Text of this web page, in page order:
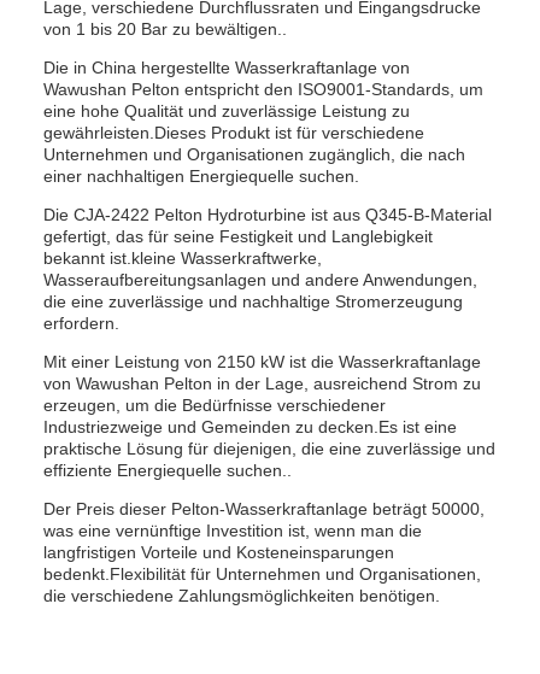
Lage, verschiedene Durchflussraten und Eingangsdrucke
von 1 bis 20 Bar zu bewältigen..
Die in China hergestellte Wasserkraftanlage von
Wawushan Pelton entspricht den ISO9001-Standards, um
eine hohe Qualität und zuverlässige Leistung zu
gewährleisten.Dieses Produkt ist für verschiedene
Unternehmen und Organisationen zugänglich, die nach
einer nachhaltigen Energiequelle suchen.
Die CJA-2422 Pelton Hydroturbine ist aus Q345-B-Material
gefertigt, das für seine Festigkeit und Langlebigkeit
bekannt ist.kleine Wasserkraftwerke,
Wasseraufbereitungsanlagen und andere Anwendungen,
die eine zuverlässige und nachhaltige Stromerzeugung
erfordern.
Mit einer Leistung von 2150 kW ist die Wasserkraftanlage
von Wawushan Pelton in der Lage, ausreichend Strom zu
erzeugen, um die Bedürfnisse verschiedener
Industriezweige und Gemeinden zu decken.Es ist eine
praktische Lösung für diejenigen, die eine zuverlässige und
effiziente Energiequelle suchen..
Der Preis dieser Pelton-Wasserkraftanlage beträgt 50000,
was eine vernünftige Investition ist, wenn man die
langfristigen Vorteile und Kosteneinsparungen
bedenkt.Flexibilität für Unternehmen und Organisationen,
die verschiedene Zahlungsmöglichkeiten benötigen.